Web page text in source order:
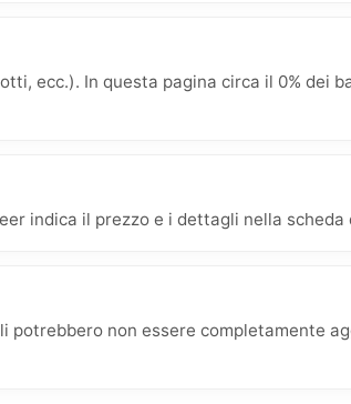
ecc.). In questa pagina circa il 0% dei
indica il prezzo e i dettagli nella scheda
potrebbero non essere completamente